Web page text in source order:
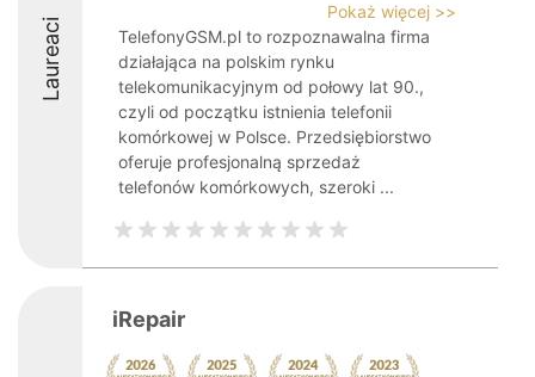
Laureaci
Pokaż więcej >>
TelefonyGSM.pl to rozpoznawalna firma
działająca na polskim rynku
telekomunikacyjnym od połowy lat 90.,
czyli od początku istnienia telefonii
komórkowej w Polsce. Przedsiębiorstwo
oferuje profesjonalną sprzedaż
telefonów komórkowych, szeroki ...
iRepair